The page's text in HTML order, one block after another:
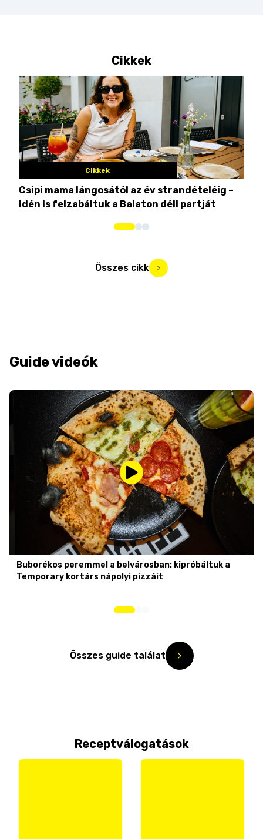
Cikkek
Cikkek
Csipi mama lángosától az év strandételéig –
idén is felzabáltuk a Balaton déli partját
Összes cikk
Guide videók
Buborékos peremmel a belvárosban: kipróbáltuk a
Temporary kortárs nápolyi pizzáit
Összes guide találat
Receptválogatások